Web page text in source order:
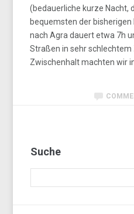
(bedauerliche kurze Nacht,
bequemsten der bisherigen
nach Agra dauert etwa 7h
Straßen in sehr schlechtem
Zwischenhalt machten wir in
Suche